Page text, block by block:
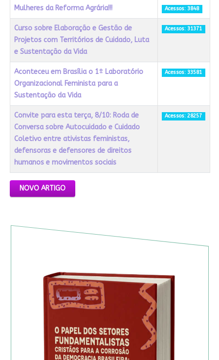
Mulheres da Reforma Agrária!!! Acessos: 3848
Curso sobre Elaboração e Gestão de
Projetos com Territórios de Cuidado, Luta
e Sustentação da Vida
Acessos: 31371
Aconteceu em Brasília o 1º Laboratório
Organizacional Feminista para a
Sustentação da Vida
Acessos: 33581
Convite para esta terça, 8/10: Roda de
Conversa sobre Autocuidado e Cuidado
Coletivo entre ativistas feministas,
defensoras e defensores de direitos
humanos e movimentos sociais
Acessos: 28257
NOVO ARTIGO